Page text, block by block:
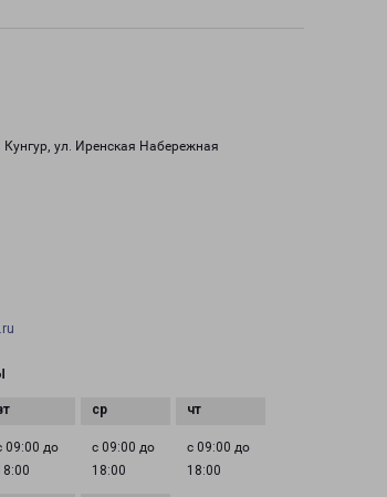
Кунгур, ул. Иренская Набережная
09:00 до
с 09:00 до
18:00
с 09:00 до
18:00